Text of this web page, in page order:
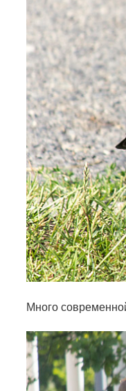
Много